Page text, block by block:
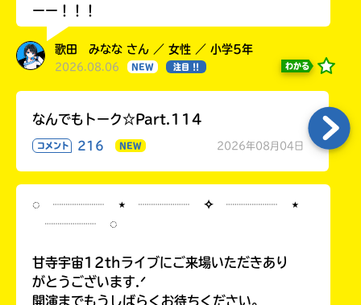
ーー！！！
歌田 みなな さん ／ 女性 ／ 小学5年
2026.08.06 NEW 注目 !! わかる
なんでもトーク☆Part.114
コメント 216 NEW 2026年08月04日
◌ ┈┈┈┈ ⋆ ┈┈┈┈ ✧ ┈┈┈┈ ⋆
┈┈┈┈ ◌
甘寺宇宙12thライブにご来場いただきあり
がとうございます.ᐟ
開演までもうしばらくお待ちください。